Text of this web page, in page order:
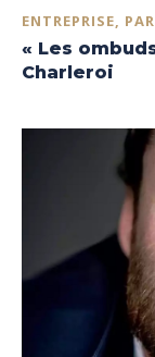
ENTREPRISE,
« Les
Charleroi